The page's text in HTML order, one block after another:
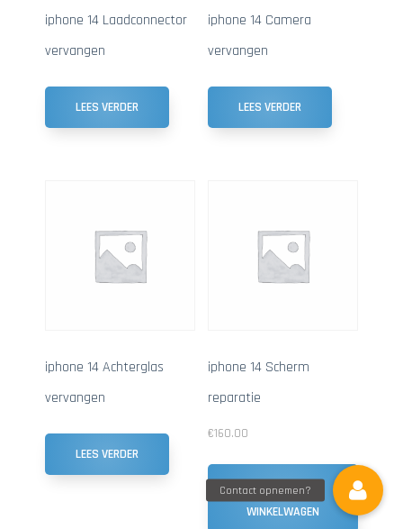
iphone 14 Laadconnector
vervangen
LEES VERDER
iphone 14 Camera
vervangen
LEES VERDER
iphone 14 Achterglas
vervangen
LEES VERDER
iphone 14 Scherm
reparatie
€160.00
TOEVOEGEN AAN
WINKELWAGEN